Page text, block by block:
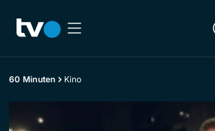
60 Minuten Kino